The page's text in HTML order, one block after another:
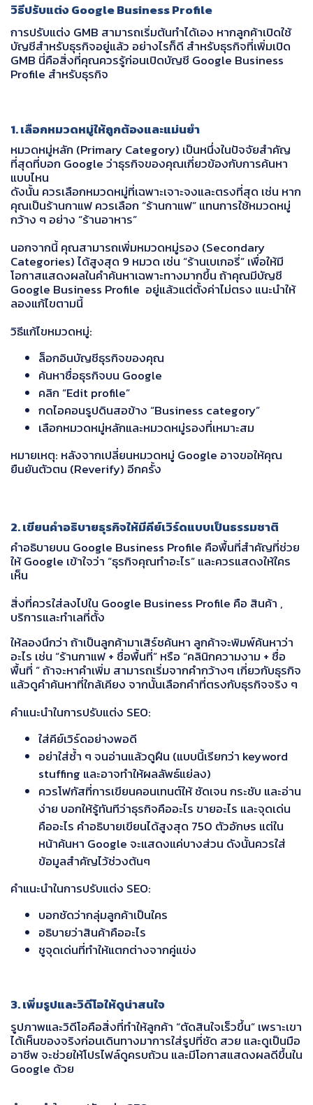
วิธีปรับแต่ง Google Business Profile
การปรับแต่ง GMB สามารถเริ่มต้นทำได้เอง หากลูกค้าเปิดใช้
บัญชีสำหรับธุรกิจอยู่แล้ว อย่างไรก็ดี สำหรับธุรกิจที่เพิ่มเปิด
GMB นี่คือสิ่งที่คุณควรรู้ก่อนเปิดบัญชี Google Business
Profile สำหรับธุรกิจ
1. เลือกหมวดหมู่ให้ถูกต้องและแม่นยำ
หมวดหมู่หลัก (Primary Category) เป็นหนึ่งในปัจจัยสำคัญ
ที่สุดที่บอก Google ว่าธุรกิจของคุณเกี่ยวข้องกับการค้นหา
แบบไหน
ดังนั้น ควรเลือกหมวดหมู่ที่เฉพาะเจาะจงและตรงที่สุด เช่น หาก
คุณเป็นร้านกาแฟ ควรเลือก “ร้านกาแฟ” แทนการใช้หมวดหมู่
กว้าง ๆ อย่าง “ร้านอาหาร”
นอกจากนี้ คุณสามารถเพิ่มหมวดหมู่รอง (Secondary
Categories) ได้สูงสุด 9 หมวด เช่น “ร้านเบเกอรี่” เพื่อให้มี
โอกาสแสดงผลในคำค้นหาเฉพาะทางมากขึ้น ถ้าคุณมีบัญชี
Google Business Profile อยู่แล้วแต่ตั้งค่าไม่ตรง แนะนำให้
ลองแก้ไขตามนี้
วิธีแก้ไขหมวดหมู่:
ล็อกอินบัญชีธุรกิจของคุณ
ค้นหาชื่อธุรกิจบน Google
คลิก “Edit profile”
กดไอคอนรูปดินสอข้าง “Business category”
เลือกหมวดหมู่หลักและหมวดหมู่รองที่เหมาะสม
หมายเหตุ: หลังจากเปลี่ยนหมวดหมู่ Google อาจขอให้คุณ
ยืนยันตัวตน (Reverify) อีกครั้ง
2. เขียนคำอธิบายธุรกิจให้มีคีย์เวิร์ดแบบเป็นธรรมชาติ
คำอธิบายบน Google Business Profile คือพื้นที่สำคัญที่ช่วย
ให้ Google เข้าใจว่า “ธุรกิจคุณทำอะไร” และควรแสดงให้ใคร
เห็น
สิ่งที่ควรใส่ลงไปใน Google Business Profile คือ สินค้า ,
บริการและทำเลที่ตั้ง
ให้ลองนึกว่า ถ้าเป็นลูกค้ามาเสิร์ชค้นหา ลูกค้าจะพิมพ์ค้นหาว่า
อะไร เช่น “ร้านกาแฟ + ชื่อพื้นที่” หรือ “คลินิกความงาม + ชื่อ
พื้นที่ ” ถ้าจะหาคำเพิ่ม สามารถเริ่มจากคำกว้างๆ เกี่ยวกับธุรกิจ
แล้วดูคำค้นหาที่ใกล้เคียง จากนั้นเลือกคำที่ตรงกับธุรกิจจริง ๆ
คำแนะนำในการปรับแต่ง SEO:
ใส่คีย์เวิร์ดอย่างพอดี
อย่าใส่ซ้ำ ๆ จนอ่านแล้วดูฝืน (แบบนี้เรียกว่า keyword
stuffing และอาจทำให้ผลลัพธ์แย่ลง)
ควรโฟกัสที่การเขียนคอนเทนต์ให้ ชัดเจน กระชับ และอ่าน
ง่าย บอกให้รู้ทันทีว่าธุรกิจคืออะไร ขายอะไร และจุดเด่น
คืออะไร คำอธิบายเขียนได้สูงสุด 750 ตัวอักษร แต่ใน
หน้าค้นหา Google จะแสดงแค่บางส่วน ดังนั้นควรใส่
ข้อมูลสำคัญไว้ช่วงต้นๆ
คำแนะนำในการปรับแต่ง SEO:
บอกชัดว่ากลุ่มลูกค้าเป็นใคร
อธิบายว่าสินค้าคืออะไร
ชูจุดเด่นที่ทำให้แตกต่างจากคู่แข่ง
3. เพิ่มรูปและวิดีโอให้ดูน่าสนใจ
รูปภาพและวิดีโอคือสิ่งที่ทำให้ลูกค้า “ตัดสินใจเร็วขึ้น” เพราะเขา
ได้เห็นของจริงก่อนเดินทางมาการใส่รูปที่ชัด สวย และดูเป็นมือ
อาชีพ จะช่วยให้โปรไฟล์ดูครบถ้วน และมีโอกาสแสดงผลดีขึ้นใน
Google ด้วย